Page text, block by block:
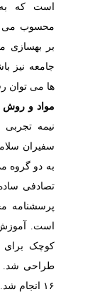
است که به
محسوب می
بر بهسازی
جامعه نیز
ها می توان
مواد و روش
سفیران
به دو گروه
تصادفی ساده
پرسشنامه
است. آموزش
کوچک برای
طراحی شد.
۱۶ انجام شد.